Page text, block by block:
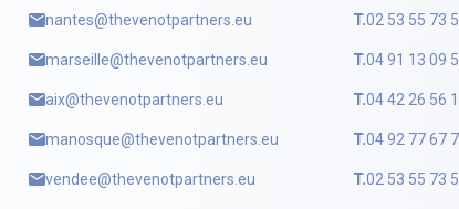
nantes@thevenotpartners.eu T.02 53 55 73
marseille@thevenotpartners.eu T.04 91 13 09
aix@thevenotpartners.eu T.04 42 26 56
manosque@thevenotpartners.eu T.04 92 77 67
vendee@thevenotpartners.eu T.02 53 55 73